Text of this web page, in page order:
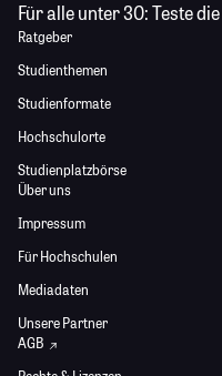
Für alle unter 30:Teste die
Ratgeber
Studienthemen
Studienformate
Hochschulorte
Studienplatzbörse
Über uns
Impressum
Für Hochschulen
Mediadaten
Unsere Partner
AGB